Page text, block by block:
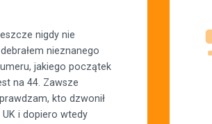
nigdy nie
nieznanego
jakiego początek
na 44. Zawsze
kto dzwonił
UK i dopiero wtedy